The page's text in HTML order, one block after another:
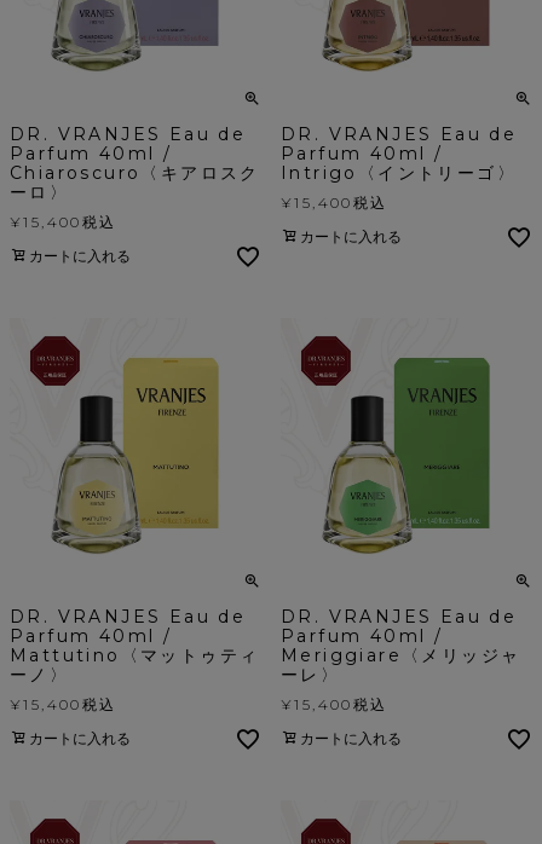
DR. VRANJES Eau de
Parfum 40ml /
Chiaroscuro〈キアロスク
ーロ〉
¥15,400 税込
カートに入れる
DR. VRANJES Eau de
Parfum 40ml /
Intrigo〈イントリーゴ〉
¥15,400 税込
カートに入れる
DR. VRANJES Eau de
Parfum 40ml /
Mattutino〈マットゥティ
ーノ〉
¥15,400 税込
カートに入れる
DR. VRANJES Eau de
Parfum 40ml /
Meriggiare〈メリッジャ
ーレ〉
¥15,400 税込
カートに入れる